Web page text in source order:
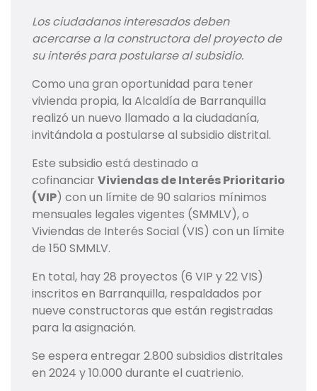
Los ciudadanos interesados deben
acercarse a la constructora del proyecto de
su interés para postularse al subsidio.
Como una gran oportunidad para tener
vivienda propia, la Alcaldía de Barranquilla
realizó un nuevo llamado a la ciudadanía,
invitándola a postularse al subsidio distrital.
Este subsidio está destinado a
cofinanciar Viviendas de Interés Prioritario
(VIP) con un límite de 90 salarios mínimos
mensuales legales vigentes (SMMLV), o
Viviendas de Interés Social (VIS) con un límite
de 150 SMMLV.
En total, hay 28 proyectos (6 VIP y 22 VIS)
inscritos en Barranquilla, respaldados por
nueve constructoras que están registradas
para la asignación.
Se espera entregar 2.800 subsidios distritales
en 2024 y 10.000 durante el cuatrienio.